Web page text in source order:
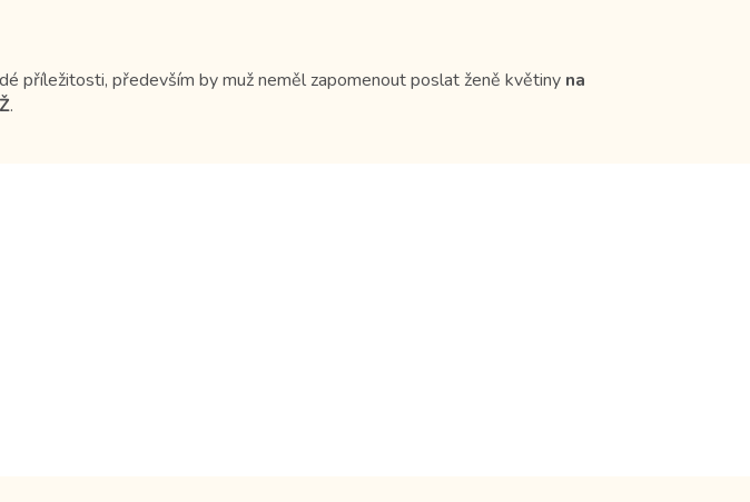
příležitosti, především by muž neměl zapomenout poslat ženě květiny na
.